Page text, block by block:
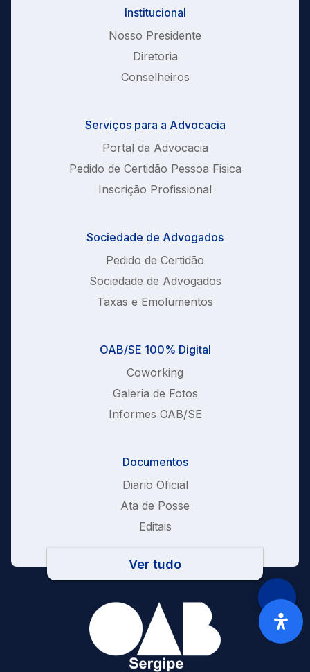
Institucional
Nosso Presidente
Diretoria
Conselheiros
Serviços para a Advocacia
Portal da Advocacia
Pedido de Certidão Pessoa Fisica
Inscrição Profissional
Sociedade de Advogados
Pedido de Certidão
Sociedade de Advogados
Taxas e Emolumentos
OAB/SE 100% Digital
Coworking
Galeria de Fotos
Informes OAB/SE
Documentos
Diario Oficial
Ata de Posse
Editais
Ver tudo